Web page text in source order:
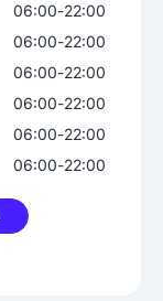
06:00-22:00
06:00-22:00
06:00-22:00
06:00-22:00
06:00-22:00
06:00-22:00